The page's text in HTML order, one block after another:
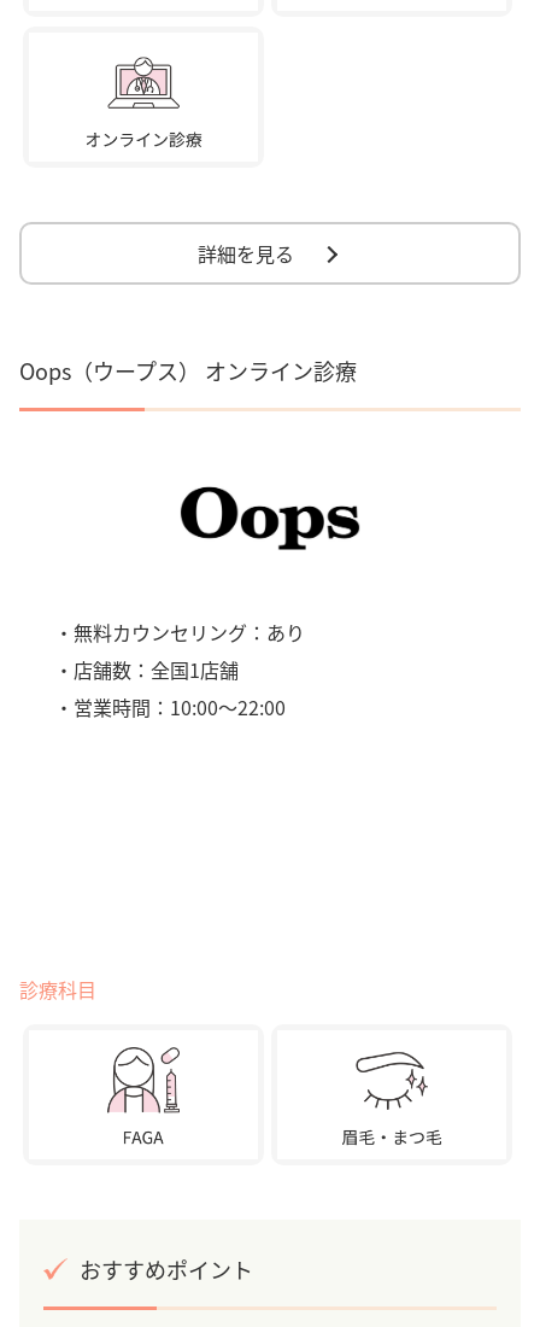
詳細を見る
Oops（ウープス） オンライン診療
・無料カウンセリング：あり
・店舗数：全国1店舗
・営業時間：10:00～22:00
診療科目
おすすめポイント